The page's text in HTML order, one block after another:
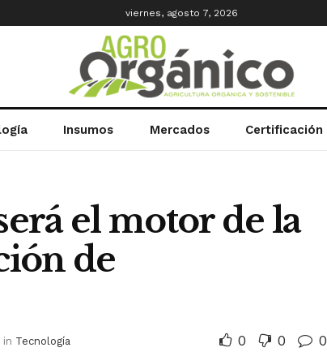
viernes, agosto 7, 2026
Insumos Mercados Certificación
el motor de la
de
in Tecnología 0 0 0